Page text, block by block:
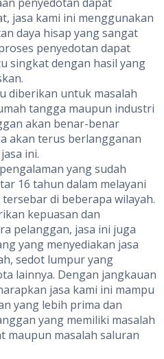
jasa kami ini menggunakan
daya hisap yang sangat
penyedotan dapat
singkat dengan hasil yang
diberikan untuk masalah
tangga maupun industri
akan benar-benar
akan terus berlangganan
ini.
yang sudah
16 tahun dalam melayani
di beberapa wilayah.
kepuasan dan
pelanggan, jasa ini juga
yang menyediakan jasa
sedot lumpur yang
lainnya. Dengan jangkauan
jasa kami ini mampu
yang lebih prima dan
yang memiliki masalah
maupun masalah saluran